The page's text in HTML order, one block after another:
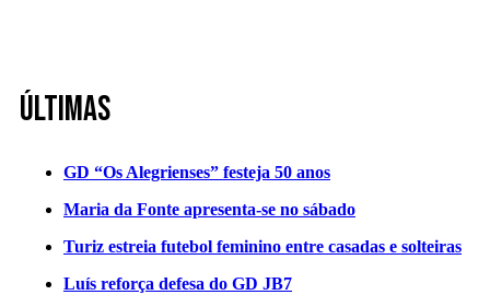
Últimas
GD “Os Alegrienses” festeja 50 anos
Maria da Fonte apresenta-se no sábado
Turiz estreia futebol feminino entre casadas e solteiras
Luís reforça defesa do GD JB7